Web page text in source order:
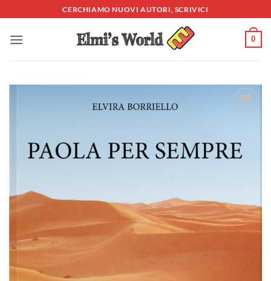
ai
contenuti
CERCHIAMO NUOVI AUTORI, SCRIVICI
0
dei
desideri